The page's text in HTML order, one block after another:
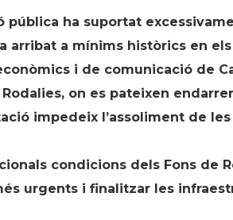
pública ha suportat
arribat a mínims històrics en
i de comunicació de
on es pateixen
impedeix l’assoliment de
condicions dels Fons de
urgents i finalitzar les